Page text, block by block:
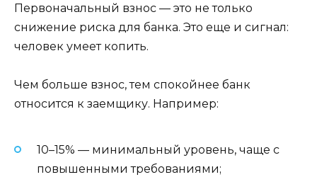
Первоначальный взнос — это не только
снижение риска для банка. Это еще и сигнал:
человек умеет копить.
Чем больше взнос, тем спокойнее банк
относится к заемщику. Например:
10–15% — минимальный уровень, чаще с
повышенными требованиями;